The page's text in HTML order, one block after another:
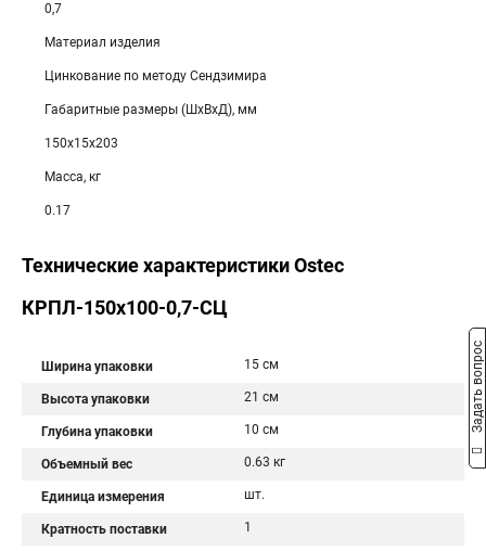
0,7
Материал изделия
Цинкование по методу Сендзимира
Габаритные размеры (ШхВхД), мм
150х15х203
Масса, кг
0.17
Технические характеристики Ostec
КРПЛ-150х100-0,7-СЦ
Ширина упаковки 15 см
Высота упаковки 21 см
Глубина упаковки 10 см
Объемный вес 0.63 кг
Единица измерения шт.
Кратность поставки 1
Задать вопрос